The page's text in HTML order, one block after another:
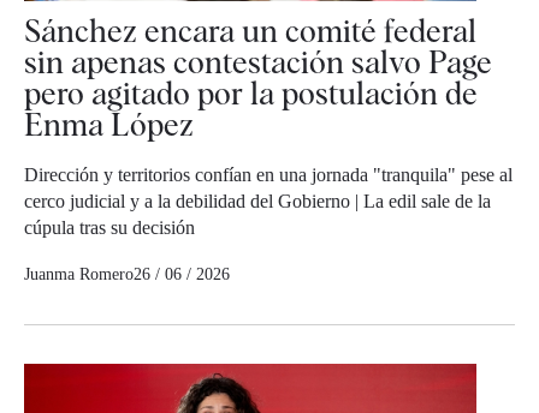
Sánchez encara un comité federal
sin apenas contestación salvo Page
pero agitado por la postulación de
Enma López
Dirección y territorios confían en una jornada "tranquila" pese al
cerco judicial y a la debilidad del Gobierno | La edil sale de la
cúpula tras su decisión
Juanma Romero26 / 06 / 2026